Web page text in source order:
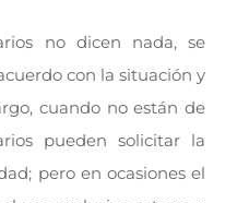
no dicen nada, se
con la situación y
cuando no están de
pueden solicitar la
pero en ocasiones el